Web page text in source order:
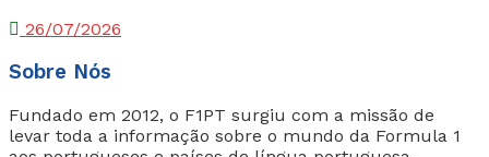
26/07/2026
Sobre Nós
Fundado em 2012, o F1PT surgiu com a missão de
levar toda a informação sobre o mundo da Formula 1